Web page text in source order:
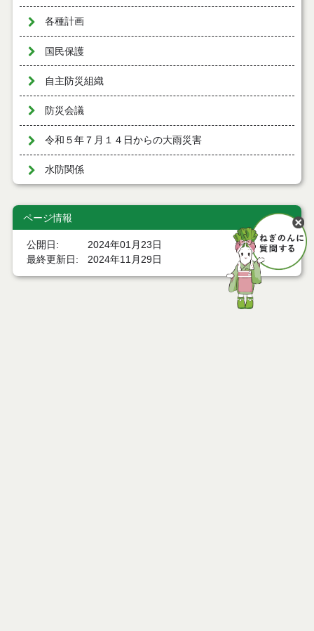
各種計画
国民保護
自主防災組織
防災会議
令和５年７月１４日からの大雨災害
水防関係
ページ情報
公開日
2024年01月23日
最終更新日
2024年11月29日